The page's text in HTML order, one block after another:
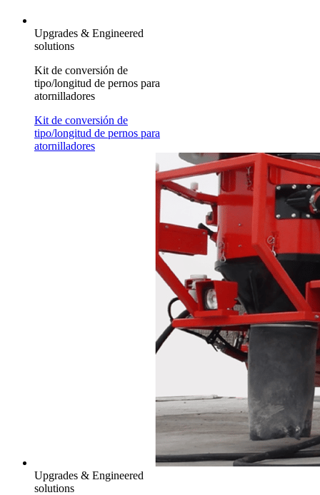
Upgrades & Engineered
solutions
Kit de conversión de
tipo/longitud de pernos para
atornilladores
Kit de conversión de
tipo/longitud de pernos para
atornilladores
Upgrades & Engineered
solutions